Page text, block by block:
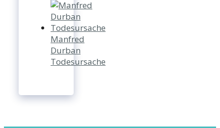
Manfred
Durban
Todesursache